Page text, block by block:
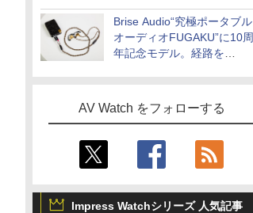
Brise Audio“究極ポータブル
オーディオFUGAKU”に10周
年記念モデル。経路を
AV Watch をフォローする
Impress Watchシリーズ 人気記事